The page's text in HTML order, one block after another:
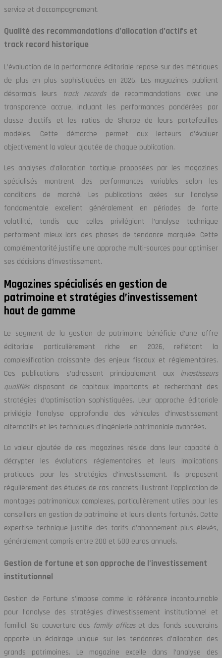
service et d’accompagnement.
Qualité des recommandations d’allocation d’actifs et
track record historique
L’évaluation de la performance éditoriale repose sur des métriques
de plus en plus sophistiquées en 2026. Les magazines publient
désormais leurs
track records de recommandations avec une
transparence accrue, incluant les performances pondérées par
classe d’actifs et les ratios de Sharpe de leurs portefeuilles
modèles. Cette démarche permet aux lecteurs d’évaluer
objectivement la valeur ajoutée de chaque publication.
Les analyses d’allocation tactique proposées par les magazines
spécialisés montrent des performances variables selon les
conditions de marché. Les publications axées sur l’analyse
fondamentale excellent généralement en périodes de forte
volatilité, tandis que celles privilégiant l’analyse technique
performent mieux lors des phases de tendance marquée. Cette
complémentarité justifie une approche multi-sources pour optimiser
ses décisions d’investissement.
Magazines spécialisés en gestion de
patrimoine et stratégies d’investissement
haut de gamme
Le segment de la gestion de patrimoine bénéficie d’une offre
éditoriale particulièrement riche en 2026, reflétant la
complexification croissante des enjeux fiscaux et réglementaires.
Ces publications s’adressent principalement aux investisseurs
qualifiés disposant de capitaux importants et recherchant des
stratégies d’optimisation sophistiquées. Leur approche éditoriale
privilégie l’analyse approfondie des véhicules d’investissement
alternatifs et les techniques d’ingénierie patrimoniale avancées.
La valeur ajoutée de ces magazines réside dans leur capacité à
décrypter les évolutions réglementaires et leurs implications
pratiques pour les stratégies d’investissement. Ils proposent
régulièrement des études de cas concrets illustrant l’application de
montages patrimoniaux complexes, particulièrement utiles pour les
conseillers en gestion de patrimoine et leurs clients fortunés. Cette
expertise technique justifie des tarifs d’abonnement plus élevés,
généralement compris entre 200 et 500 euros annuels.
Gestion de fortune et son approche de l’investissement
institutionnel
Gestion de Fortune s’impose comme la référence incontournable
pour l’analyse des stratégies d’investissement institutionnel et
familial. Sa couverture des family offices et des fonds souverains
apporte un éclairage unique sur les tendances d’allocation des
grands patrimoines. Le magazine excelle dans l’analyse des